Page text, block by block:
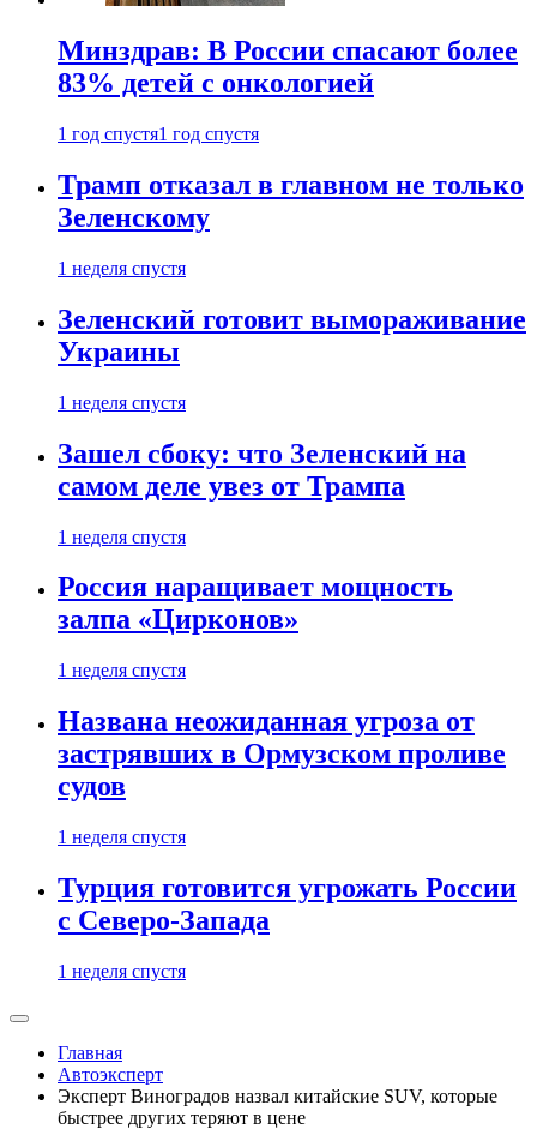
Минздрав: В России спасают более
83% детей с онкологией
1 год спустя1 год спустя
Трамп отказал в главном не только
Зеленскому
1 неделя спустя
Зеленский готовит вымораживание
Украины
1 неделя спустя
Зашел сбоку: что Зеленский на
самом деле увез от Трампа
1 неделя спустя
Россия наращивает мощность
залпа «Цирконов»
1 неделя спустя
Названа неожиданная угроза от
застрявших в Ормузском проливе
судов
1 неделя спустя
Турция готовится угрожать России
с Северо-Запада
1 неделя спустя
Главная
Автоэксперт
Эксперт Виноградов назвал китайские SUV, которые
быстрее других теряют в цене